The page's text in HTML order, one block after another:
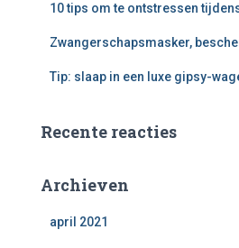
10 tips om te ontstressen
Zwangerschapsmasker,
Tip: slaap in een luxe gipsy-
Recente reacties
Archieven
april 2021